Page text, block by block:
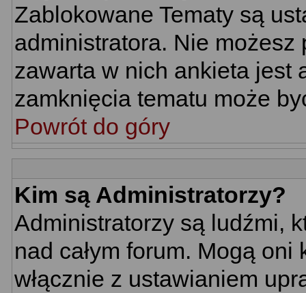
Zablokowane Tematy są
administratora. Nie
zawarta w nich ankieta jest
zamknięcia tematu może
Powrót do góry
Kim są Administratorzy?
Administratorzy są ludźmi,
nad całym forum. Mogą
włącznie z ustawianiem